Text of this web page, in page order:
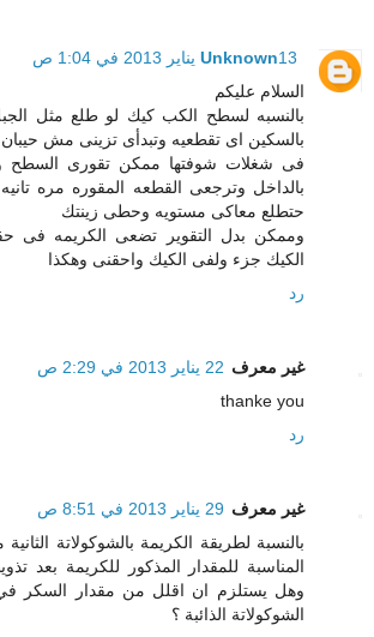
Unknown13 يناير 2013 في 1:04 ص
السلام عليكم
بالنسبه لسطح الكب كيك لو طلع مثل
بالسكين اى تقطعيه وتبدأى تزينى مش حيبان
فى شغلات شوفتها ممكن تقورى السطح
بالداخل وترجعى القطعه المقوره مره
حتطلع معاكى مستويه وحطى زينتك
وممكن بدل التقوير تضعى الكريمه فى
الكيك جزء ولفى الكيك واحقنى وهكذا
رد
غير معرف 22 يناير 2013 في 2:29 ص
thanke you
رد
غير معرف 29 يناير 2013 في 8:51 ص
بالنسبة لطريقة الكريمة بالشوكولاتة
المناسبة للمقدار المذكور للكريمة بعد
وهل يستلزم ان اقلل من مقدار السكر في
الشوكولاتة الذائبة ؟